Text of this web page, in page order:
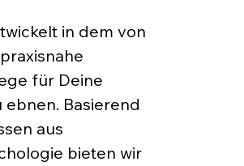
in dem von
für Deine
Basierend
aus
bieten wir